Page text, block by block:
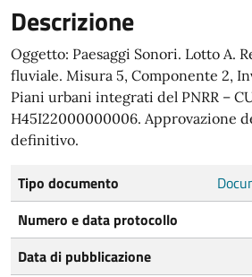
Descrizione
Oggetto: Paesaggi Sonori. Lotto A.
fluviale. Misura 5, Componente 2,
Piani urbani integrati del PNRR –
H45I22000000006. Approvazione
definitivo.
Tipo documento
Numero e data protocollo
Data di pubblicazione